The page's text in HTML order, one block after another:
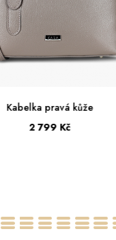
Kabelka pravá kůže
2 999 Kč